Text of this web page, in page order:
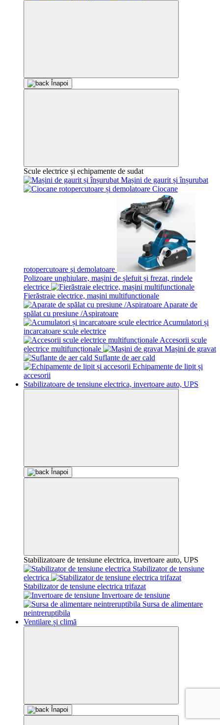
Înapoi
Scule electrice și echipamente de sudat
Mașini de gaurit și înșurubat
Ciocane
rotopercutoare și demolatoare
Polizoare unghiulare, mașini de șlefuit și frezat, rindele
electrice
Fierăstraie electrice, mașini multifunctionale
Aparate de
spălat cu presiune /Aspiratoare
Acumulatori și
incarcatoare scule electrice
Accesorii scule
electrice multifuncționale
Mașini de gravat
Suflante de aer cald
Echipamente de lipit și
accesorii
Stabilizatoare de tensiune electrica, invertoare auto, UPS
Înapoi
Stabilizatoare de tensiune electrica, invertoare auto, UPS
Stabilizator de tensiune
electrica
Stabilizator de tensiune electrica trifazat
Invertoare de tensiune
Sursa de alimentare
neintreruptibila
Ventilare și climă
Înapoi